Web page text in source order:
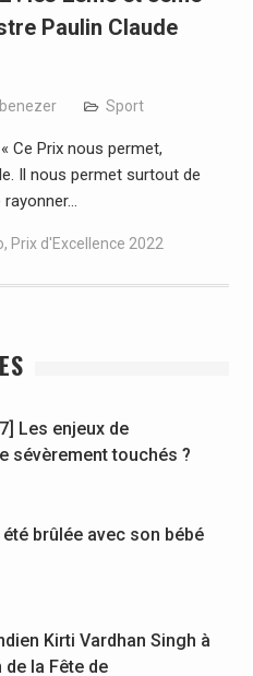
Paulin Claude
Sport
Ce Prix nous permet,
Il nous permet surtout de
, Prix d'Excellence 2022
Les enjeux de
sévèrement touchés ?
brûlée avec son bébé
Kirti Vardhan Singh à
la Fête de